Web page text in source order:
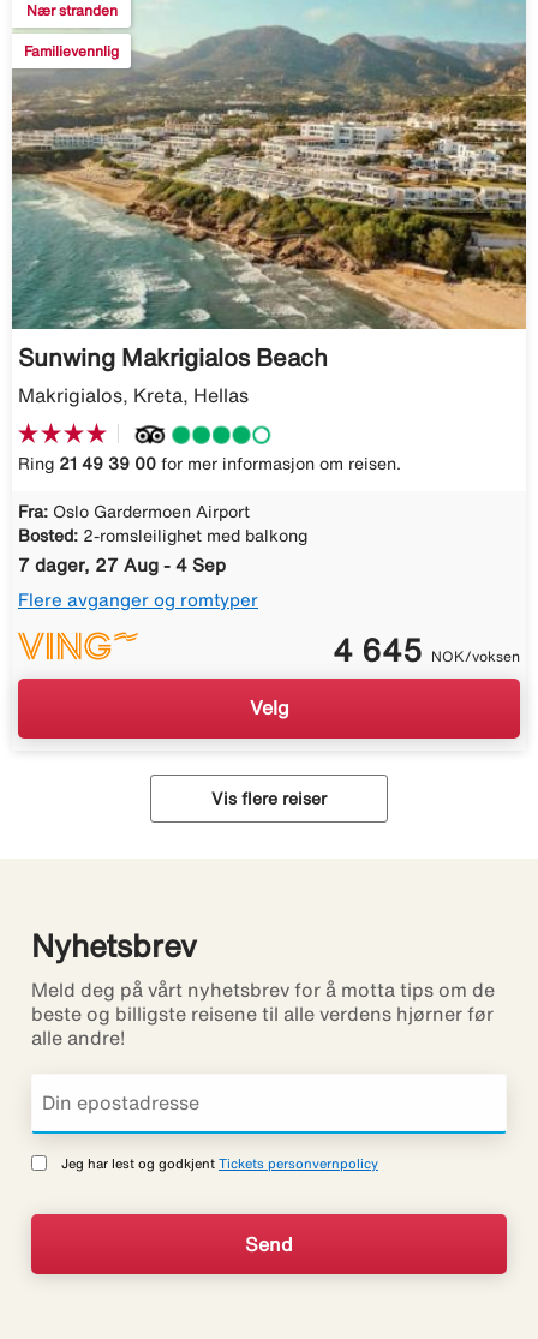
Nær stranden
Familievennlig
Sunwing Makrigialos Beach
Makrigialos, Kreta, Hellas
Ring 21 49 39 00 for mer informasjon om reisen.
Fra: Oslo Gardermoen Airport
Bosted: 2-romsleilighet med balkong
7 dager, 27 Aug - 4 Sep
Flere avganger og romtyper
4 645 NOK/voksen
Velg
Vis flere reiser
Nyhetsbrev
Meld deg på vårt nyhetsbrev for å motta tips om de
beste og billigste reisene til alle verdens hjørner før
alle andre!
Jeg har lest og godkjent Tickets personvernpolicy